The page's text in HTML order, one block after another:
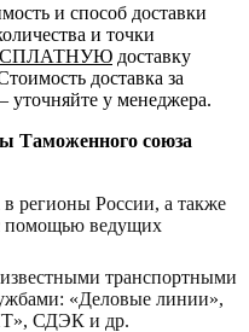
и способ доставки
и точки
доставку
доставка за
у менеджера.
Таможенного союза
регионы России, а также
помощью ведущих
транспортными
«Деловые линии»,
СДЭК и др.